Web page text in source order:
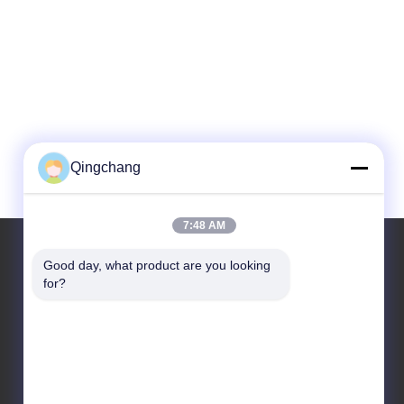
Qingchang
7:48 AM
Good day, what product are you looking
for?